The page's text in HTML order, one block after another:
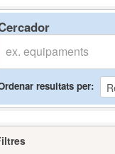
resultats per